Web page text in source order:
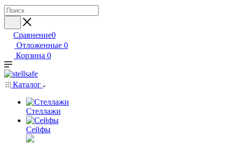
Сравнение0
Отложенные 0
Корзина 0
Каталог
Стеллажи
Сейфы